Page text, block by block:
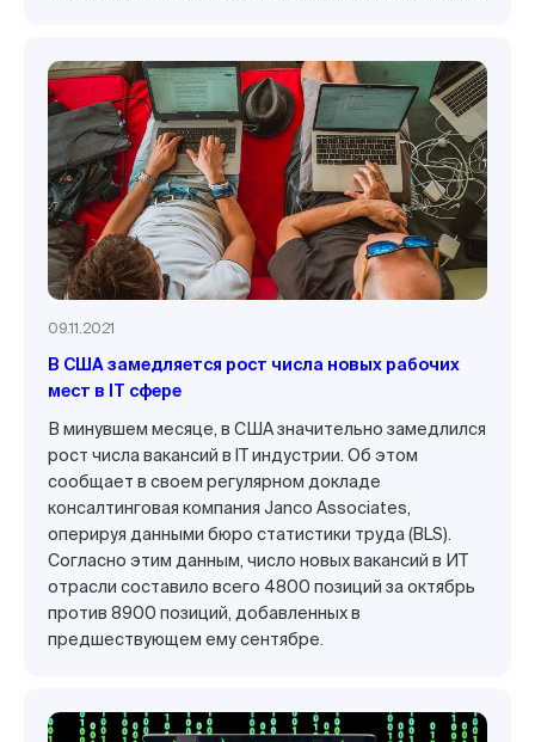
09.11.2021
В США замедляется рост числа новых рабочих
мест в IT сфере
В минувшем месяце, в США значительно замедлился
рост числа вакансий в IT индустрии. Об этом
сообщает в своем регулярном докладе
консалтинговая компания Janco Associates,
оперируя данными бюро статистики труда (BLS).
Согласно этим данным, число новых вакансий в ИТ
отрасли составило всего 4800 позиций за октябрь
против 8900 позиций, добавленных в
предшествующем ему сентябре.